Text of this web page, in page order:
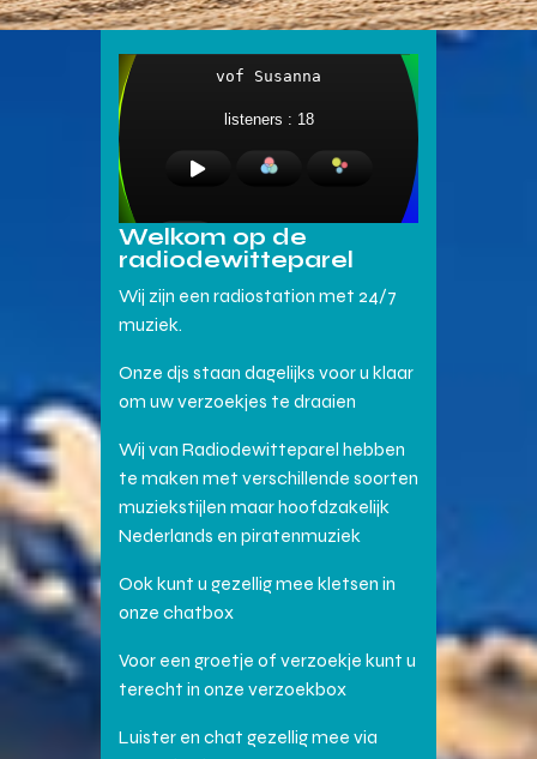
Welkom op de
radiodewitteparel
Wij zijn een radiostation met 24/7
muziek.
Onze djs staan dagelijks voor u klaar
om uw verzoekjes te draaien
Wij van Radiodewitteparel hebben
te maken met verschillende soorten
muziekstijlen maar hoofdzakelijk
Nederlands en piratenmuziek
Ook kunt u gezellig mee kletsen in
onze chatbox
Voor een groetje of verzoekje kunt u
terecht in onze verzoekbox
Luister en chat gezellig mee via